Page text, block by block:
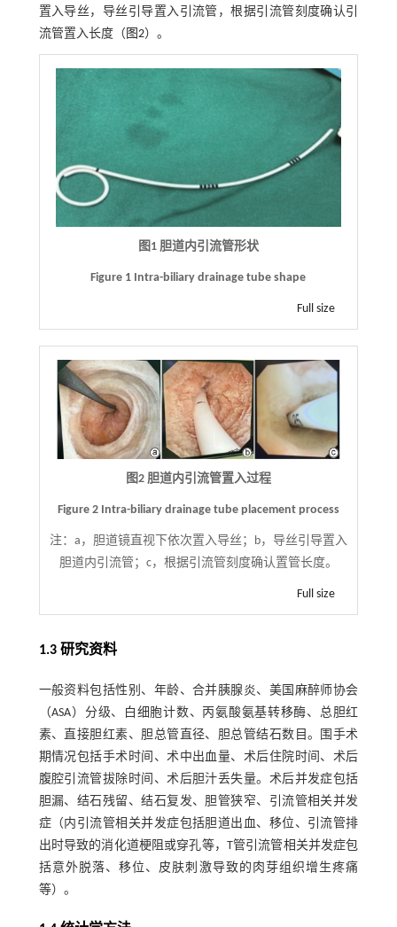
置入导丝，导丝引导置入引流管，根据引流管刻度确认引
流管置入长度（ 图2）。
图1 胆道内引流管形状
Figure 1 Intra-biliary drainage tube shape
Full size
图2 胆道内引流管置入过程
Figure 2 Intra-biliary drainage tube placement process
注： a，胆道镜直视下依次置入导丝；b，导丝引导置入
胆道内引流管；c，根据引流管刻度确认置管长度。
Full size
1.3 研究资料
一般资料包括性别、年龄、合并胰腺炎、美国麻醉师协会
（ASA）分级、白细胞计数、丙氨酸氨基转移酶、总胆红
素、直接胆红素、胆总管直径、胆总管结石数目。围手术
期情况包括手术时间、术中出血量、术后住院时间、术后
腹腔引流管拔除时间、术后胆汁丢失量。术后并发症包括
胆漏、结石残留、结石复发、胆管狭窄、引流管相关并发
症（内引流管相关并发症包括胆道出血、移位、引流管排
出时导致的消化道梗阻或穿孔等，T管引流管相关并发症包
括意外脱落、移位、皮肤刺激导致的肉芽组织增生疼痛
等）。